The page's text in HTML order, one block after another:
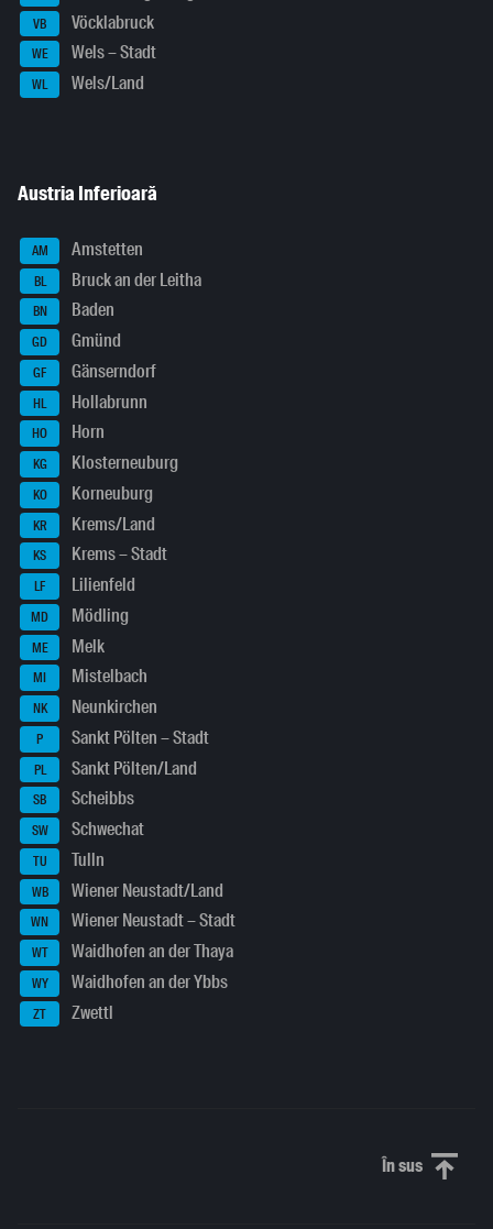
VB Vöcklabruck
WE Wels – Stadt
WL Wels/Land
Austria Inferioară
AM Amstetten
BL Bruck an der Leitha
BN Baden
GD Gmünd
GF Gänserndorf
HL Hollabrunn
HO Horn
KG Klosterneuburg
KO Korneuburg
KR Krems/Land
KS Krems – Stadt
LF Lilienfeld
MD Mödling
ME Melk
MI Mistelbach
NK Neunkirchen
P Sankt Pölten – Stadt
PL Sankt Pölten/Land
SB Scheibbs
SW Schwechat
TU Tulln
WB Wiener Neustadt/Land
WN Wiener Neustadt – Stadt
WT Waidhofen an der Thaya
WY Waidhofen an der Ybbs
ZT Zwettl
În susDerulați